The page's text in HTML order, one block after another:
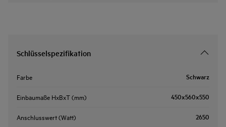
Schlüsselspezifikation
Farbe Schwarz
Einbaumaße HxBxT (mm) 450x560x550
Anschlusswert (Watt) 2650